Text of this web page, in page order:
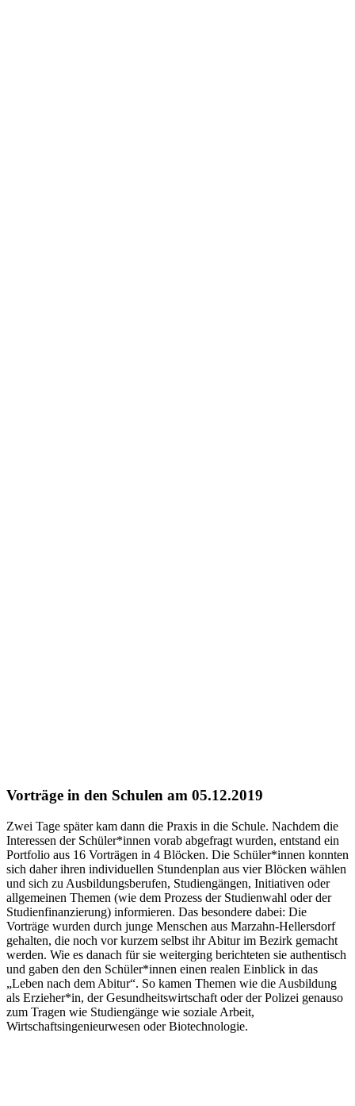
Vorträge in den Schulen am 05.12.2019
Zwei Tage später kam dann die Praxis in die Schule. Nachdem die
Interessen der Schüler*innen vorab abgefragt wurden, entstand ein
Portfolio aus 16 Vorträgen in 4 Blöcken. Die Schüler*innen konnten
sich daher ihren individuellen Stundenplan aus vier Blöcken wählen
und sich zu Ausbildungsberufen, Studiengängen, Initiativen oder
allgemeinen Themen (wie dem Prozess der Studienwahl oder der
Studienfinanzierung) informieren. Das besondere dabei: Die
Vorträge wurden durch junge Menschen aus Marzahn-Hellersdorf
gehalten, die noch vor kurzem selbst ihr Abitur im Bezirk gemacht
werden. Wie es danach für sie weiterging berichteten sie authentisch
und gaben den den Schüler*innen einen realen Einblick in das
„Leben nach dem Abitur“. So kamen Themen wie die Ausbildung
als Erzieher*in, der Gesundheitswirtschaft oder der Polizei genauso
zum Tragen wie Studiengänge wie soziale Arbeit,
Wirtschaftsingenieurwesen oder Biotechnologie.